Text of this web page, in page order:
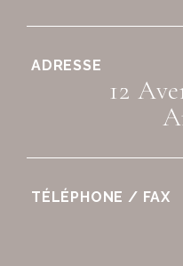
ADRESSE
12
TÉLÉPHONE / FAX